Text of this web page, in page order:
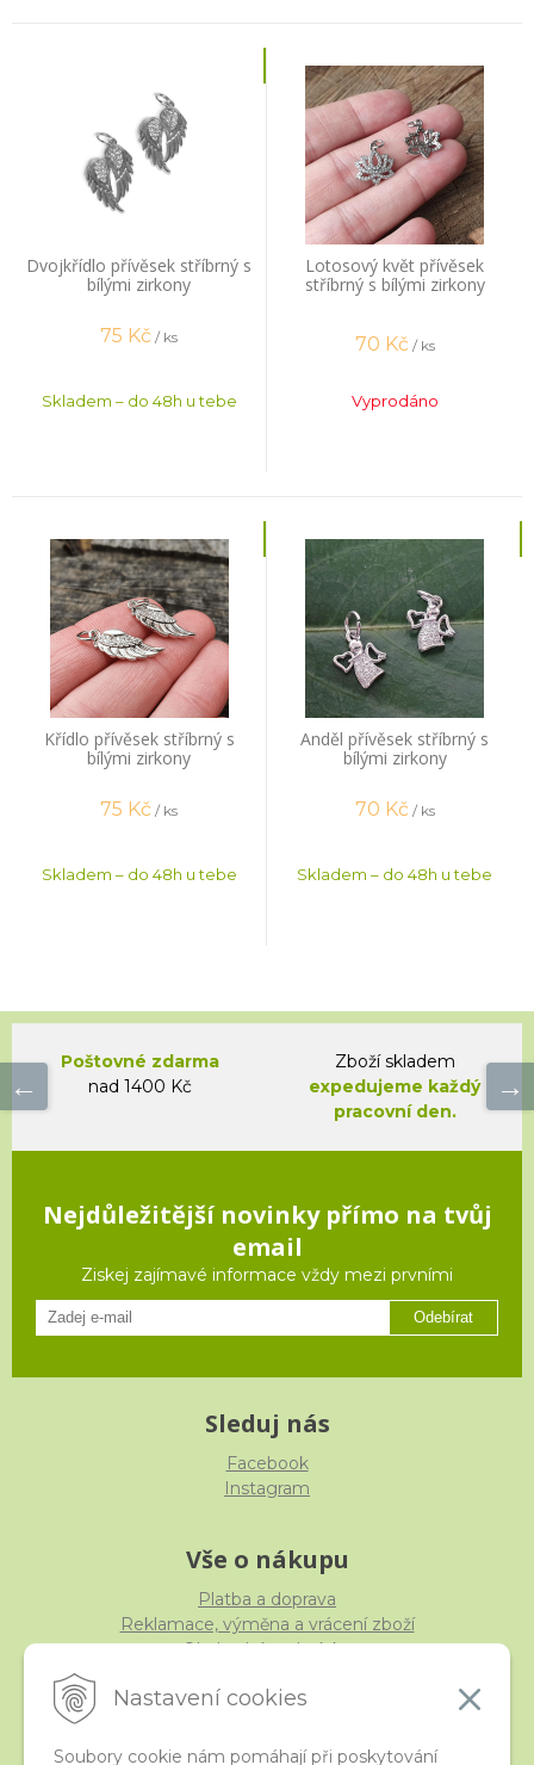
Nastavení cookies
Soubory cookie nám pomáhají při poskytování
Dvojkřídlo přívěsek stříbrný s
bílými zirkony
75 Kč / ks
Skladem – do 48h u tebe
Lotosový květ přívěsek
stříbrný s bílými zirkony
70 Kč / ks
Vyprodáno
Křídlo přívěsek stříbrný s
bílými zirkony
75 Kč / ks
Skladem – do 48h u tebe
Anděl přívěsek stříbrný s
bílými zirkony
70 Kč / ks
Skladem – do 48h u tebe
Poštovné zdarma
nad 1400 Kč
Zboží skladem
expedujeme každý
pracovní den.
Nejdůležitější novinky přímo na tvůj
email
Ziskej zajímavé informace vždy mezi prvními
Odebírat
Sleduj nás
Facebook
Instagram
Vše o nákupu
Platba a doprava
Reklamace, výměna a vrácení zboží
Obchodní podmínky